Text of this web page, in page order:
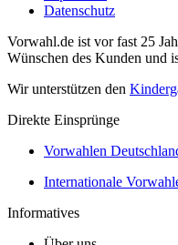
Datenschutz
Vorwahl.de ist vor fast 25
Wünschen des Kunden und
Wir unterstützen den
Direkte Einsprünge
Vorwahlen
Internationale
Informatives